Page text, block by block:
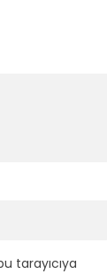
tarayıcıya